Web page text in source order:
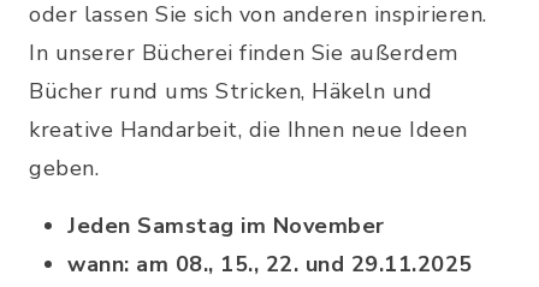
oder lassen Sie sich von anderen inspirieren.
In unserer Bücherei finden Sie außerdem
Bücher rund ums Stricken, Häkeln und
kreative Handarbeit, die Ihnen neue Ideen
geben.
Jeden Samstag im November
wann: am 08., 15., 22. und 29.11.2025